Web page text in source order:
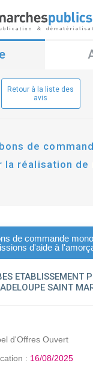
Retour à la liste des
avis
de
la réalisation de
de commande
d'aide à
ETABLISSEMENT
SAINT
d'Offres Ouvert
: 16/08/2025